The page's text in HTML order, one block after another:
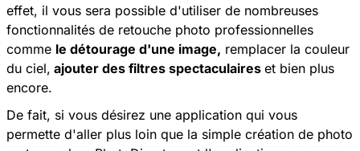
effet, il vous sera possible d'utiliser de nombreuses
fonctionnalités de retouche photo professionnelles
comme le détourage d'une image, remplacer la couleur
du ciel, ajouter des filtres spectaculaires et bien plus
encore.
De fait, si vous désirez une application qui vous
permette d'aller plus loin que la simple création de photo